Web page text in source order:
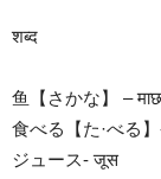
शब्द
鱼【さかな】 –
食べる【た·べる
ジュース- जूस